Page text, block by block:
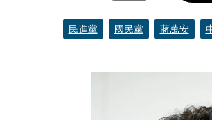
民進黨 國民黨 蔣萬安